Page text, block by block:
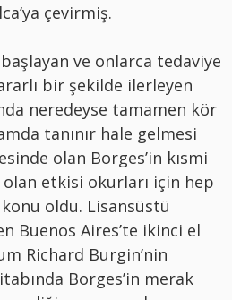
çevirmiş.
başlayan ve onlarca tedaviye
bir şekilde ilerleyen
neredeyse tamamen kör
tanınır hale gelmesi
olan Borges’in kısmi
etkisi okurları için hep
oldu. Lisansüstü
Buenos Aires’te ikinci el
Richard Burgin’nin
Borges’in merak